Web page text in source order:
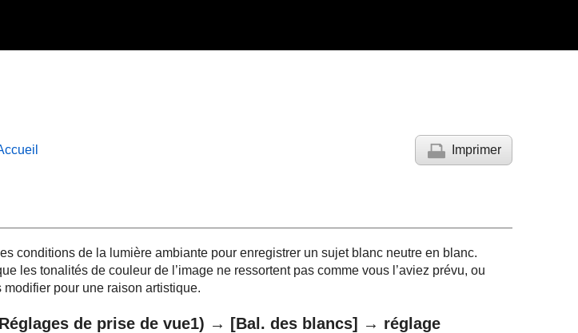
Imprimer
conditions de la lumière ambiante pour enregistrer un sujet blanc neutre en blanc.
les tonalités de couleur de l’image ne ressortent pas comme vous l’aviez prévu, ou
modifier pour une raison artistique.
de prise de vue1) → [Bal. des blancs]
→ réglage